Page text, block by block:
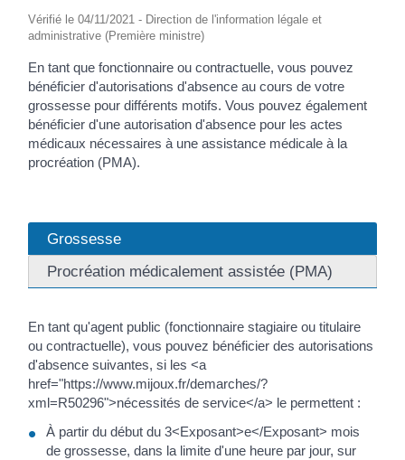
Vérifié le 04/11/2021 - Direction de l'information légale et
administrative (Première ministre)
En tant que fonctionnaire ou contractuelle, vous pouvez
bénéficier d'autorisations d'absence au cours de votre
grossesse pour différents motifs. Vous pouvez également
bénéficier d'une autorisation d'absence pour les actes
médicaux nécessaires à une assistance médicale à la
procréation (PMA).
Grossesse
Procréation médicalement assistée (PMA)
En tant qu'agent public (fonctionnaire stagiaire ou titulaire
ou contractuelle), vous pouvez bénéficier des autorisations
d'absence suivantes, si les <a
href="https://www.mijoux.fr/demarches/?
xml=R50296">nécessités de service</a> le permettent :
À partir du début du 3<Exposant>e</Exposant> mois
de grossesse, dans la limite d'une heure par jour, sur